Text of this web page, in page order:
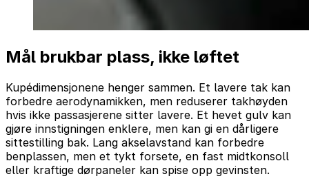
Mål brukbar plass, ikke løftet
Kupédimensjonene henger sammen. Et lavere tak kan
forbedre aerodynamikken, men reduserer takhøyden
hvis ikke passasjerene sitter lavere. Et hevet gulv kan
gjøre innstigningen enklere, men kan gi en dårligere
sittestilling bak. Lang akselavstand kan forbedre
benplassen, men et tykt forsete, en fast midtkonsoll
eller kraftige dørpaneler kan spise opp gevinsten.